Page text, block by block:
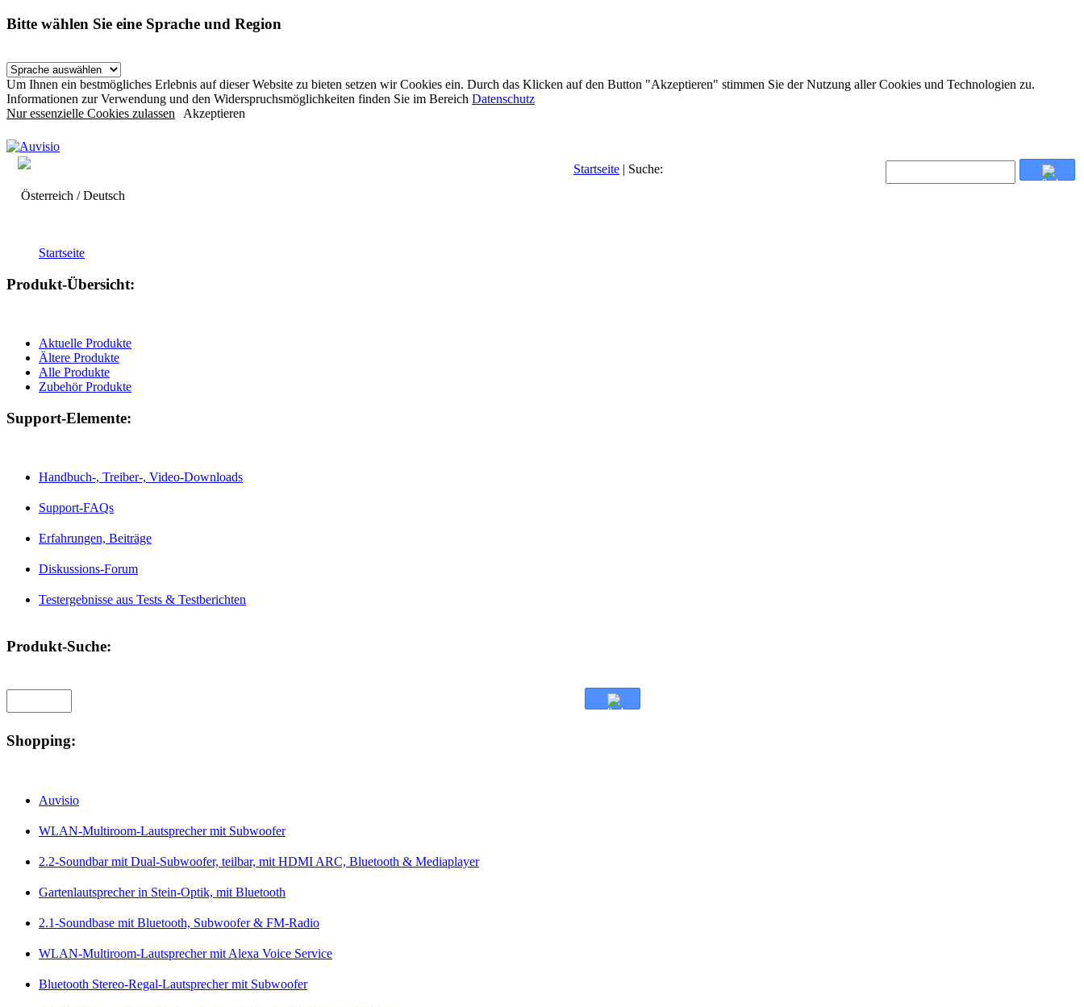
Bitte wählen Sie eine Sprache und Region
Um Ihnen ein bestmögliches Erlebnis auf dieser Website zu bieten setzen wir Cookies ein. Durch das Klicken auf den Button "Akzeptieren" stimmen Sie der Nutzung aller Cookies und Technologien zu.
Informationen zur Verwendung und den Widerspruchsmöglichkeiten finden Sie im Bereich Datenschutz
Nur essenzielle Cookies zulassen Akzeptieren
Österreich / Deutsch
Startseite | Suche:
Startseite
Produkt-Übersicht:
Aktuelle Produkte
Ältere Produkte
Alle Produkte
Zubehör Produkte
Support-Elemente:
Handbuch-, Treiber-, Video-Downloads
Support-FAQs
Erfahrungen, Beiträge
Diskussions-Forum
Testergebnisse aus Tests & Testberichten
Produkt-Suche:
Shopping:
Auvisio
WLAN-Multiroom-Lautsprecher mit Subwoofer
2.2-Soundbar mit Dual-Subwoofer, teilbar, mit HDMI ARC, Bluetooth & Mediaplayer
Gartenlautsprecher in Stein-Optik, mit Bluetooth
2.1-Soundbase mit Bluetooth, Subwoofer & FM-Radio
WLAN-Multiroom-Lautsprecher mit Alexa Voice Service
Bluetooth Stereo-Regal-Lautsprecher mit Subwoofer